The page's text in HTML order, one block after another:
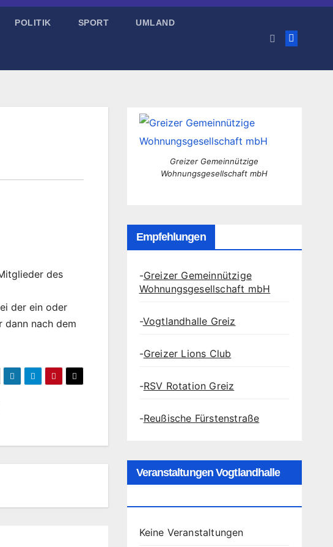
POLITIK SPORT UMLAND
des
der ein oder
dann nach dem
Greizer Gemeinnützige
Wohnungsgesellschaft mbH
Empfehlungen
-Greizer Gemeinnützige
Wohnungsgesellschaft mbH
-Vogtlandhalle Greiz
-Greizer Lions Club
-RSV Rotation Greiz
-Reußische Fürstenstraße
Veranstaltungen Vogtlandhalle
Keine Veranstaltungen